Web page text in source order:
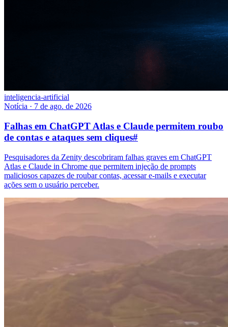
inteligencia-artificial
Notícia · 7 de ago. de 2026
Falhas em ChatGPT Atlas e Claude permitem roubo
de contas e ataques sem cliques#
Pesquisadores da Zenity descobriram falhas graves em ChatGPT
Atlas e Claude in Chrome que permitem injeção de prompts
maliciosos capazes de roubar contas, acessar e-mails e executar
ações sem o usuário perceber.